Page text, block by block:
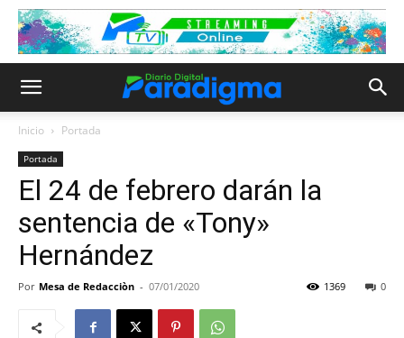
Inicio Portada
Portada
El 24 de febrero darán la
sentencia de «Tony»
Hernández
Por Mesa de Redacciòn - 07/01/2020 0
1369